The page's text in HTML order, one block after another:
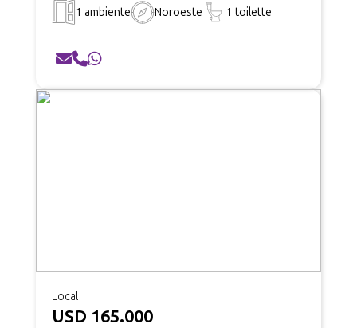
1 ambiente Noroeste 1 toilette
Local
USD 165.000